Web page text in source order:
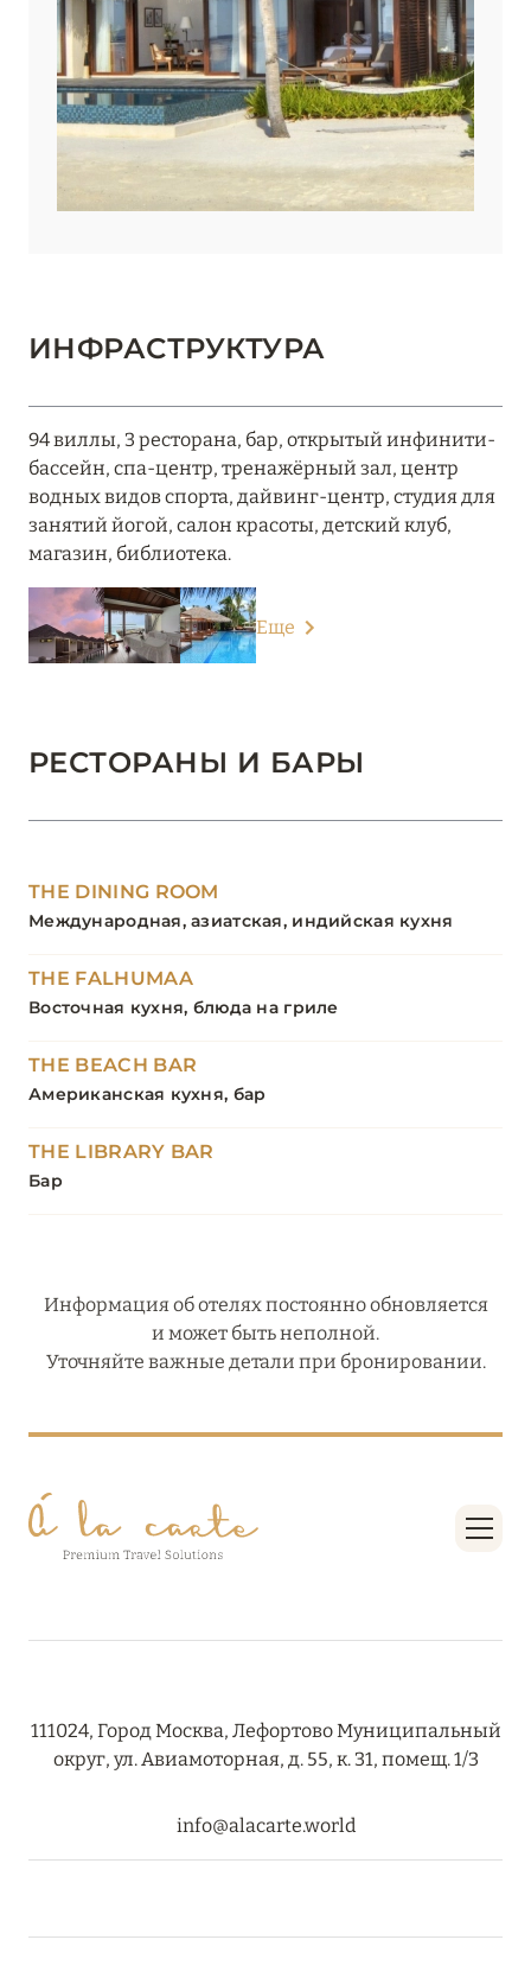
ИНФРАСТРУКТУРА
94 виллы, 3 ресторана, бар, открытый инфинити-
бассейн, спа-центр, тренажёрный зал, центр
водных видов спорта, дайвинг-центр, студия для
занятий йогой, салон красоты, детский клуб,
магазин, библиотека.
Еще
РЕСТОРАНЫ И БАРЫ
THE DINING ROOM
Международная, азиатская, индийская кухня
THE FALHUMAA
Восточная кухня, блюда на гриле
THE BEACH BAR
Американская кухня, бар
THE LIBRARY BAR
Бар
Информация об отелях постоянно обновляется
и может быть неполной.
Уточняйте важные детали при бронировании.
111024, Город Москва, Лефортово Муниципальный
округ, ул. Авиамоторная, д. 55, к. 31, помещ. 1/3
info@alacarte.world